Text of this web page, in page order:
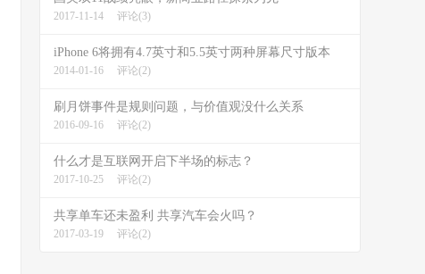
2017-11-14 评论(3)
iPhone 6将拥有4.7英寸和5.5英寸两种屏幕尺寸版本
2014-01-16 评论(2)
刷月饼事件是规则问题，与价值观没什么关系
2016-09-16 评论(2)
什么才是互联网开启下半场的标志？
2017-10-25 评论(2)
共享单车还未盈利 共享汽车会火吗？
2017-03-19 评论(2)